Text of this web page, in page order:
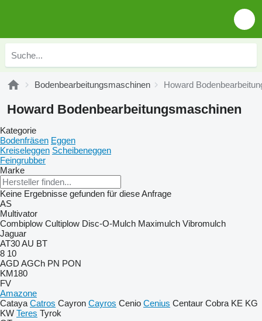
Bodenbearbeitungsmaschinen Howard
Howard Bodenbearbeitungsmaschinen
Kategorie
Bodenfräsen Eggen
Kreiseleggen Scheibeneggen
Feingrubber
Marke
Keine Ergebnisse gefunden für diese Anfrage
AS
Multivator
Combiplow Cultiplow Disc-O-Mulch Maximulch Vibromulch
Jaguar
AT30AU BT
8 10
AGD AGCh PN PON
KM180
FV
Amazone
Cataya Catros Cayron Cayros Cenio Cenius Centaur Cobra KE KG
KW Teres Tyrok